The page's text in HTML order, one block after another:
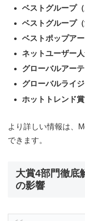
ベストグループ（
ベストグループ（
ベストポップア
ネットユーザー
グローバルアー
グローバルライ
ホットトレンド賞
より詳しい情報は、
できます。
大賞4部門徹底
の影響